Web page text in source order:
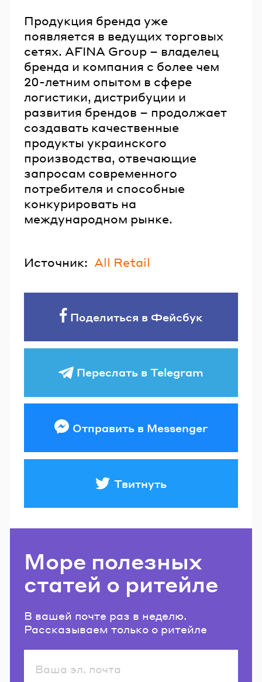
Продукция бренда уже
появляется в ведущих торговых
сетях. AFINA Group – владелец
бренда и компания с более чем
20-летним опытом в сфере
логистики, дистрибуции и
развития брендов – продолжает
создавать качественные
продукты украинского
производства, отвечающие
запросам современного
потребителя и способные
конкурировать на
международном рынке.
Источник: All Retail
Поделиться в Фейсбук
Переслать в Telegram
Отправить в Messenger
Твитнуть
Море полезных
статей о ритейле
В вашей почте раз в неделю.
Рассказываем только о ритейле